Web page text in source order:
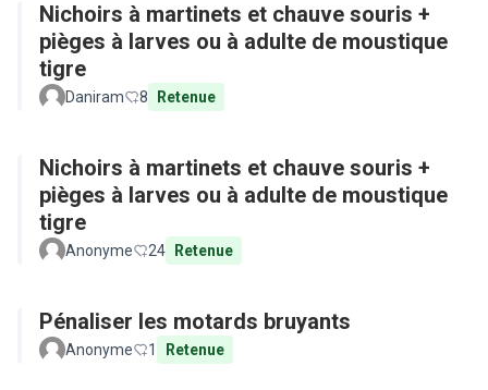
Nichoirs à martinets et chauve souris +
pièges à larves ou à adulte de moustique
tigre
Daniram 8 Retenue
Nichoirs à martinets et chauve souris +
pièges à larves ou à adulte de moustique
tigre
Anonyme 24 Retenue
Pénaliser les motards bruyants
Anonyme 1 Retenue